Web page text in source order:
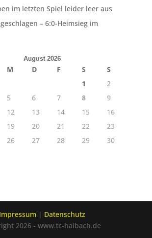
im letzten Spiel leider leer aus
– 6:0-Heimsieg im
August 2026
M D F S
S
1
2
5 6 7 8
9
12 13 14 15
16
19 20 21 22
23
26 27 28 29
30
Impressum | Datenschutz
2026 - www.tc-haibach.de